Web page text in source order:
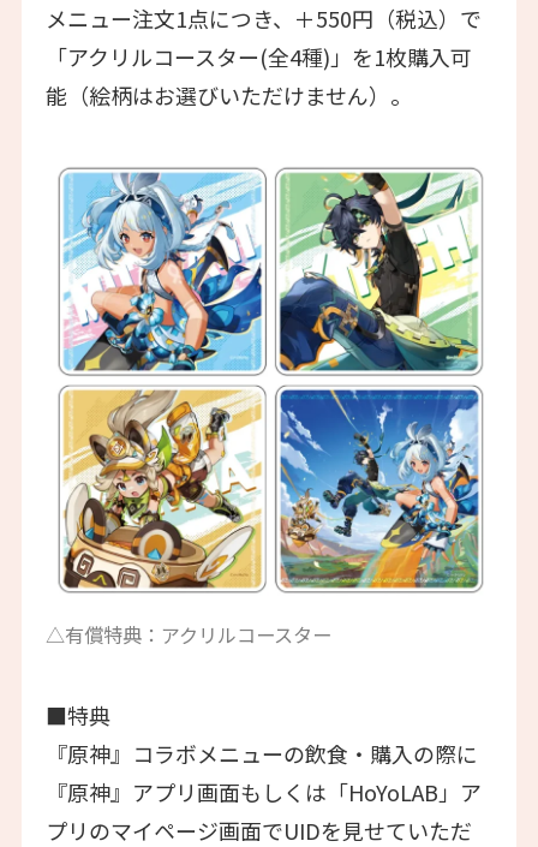
メニュー注文1点につき、＋550円（税込）で
「アクリルコースター(全4種)」を1枚購入可
能（絵柄はお選びいただけません）。
△有償特典：アクリルコースター
■特典
『原神』コラボメニューの飲食・購入の際に
『原神』アプリ画面もしくは「HoYoLAB」ア
プリのマイページ画面でUIDを見せていただ